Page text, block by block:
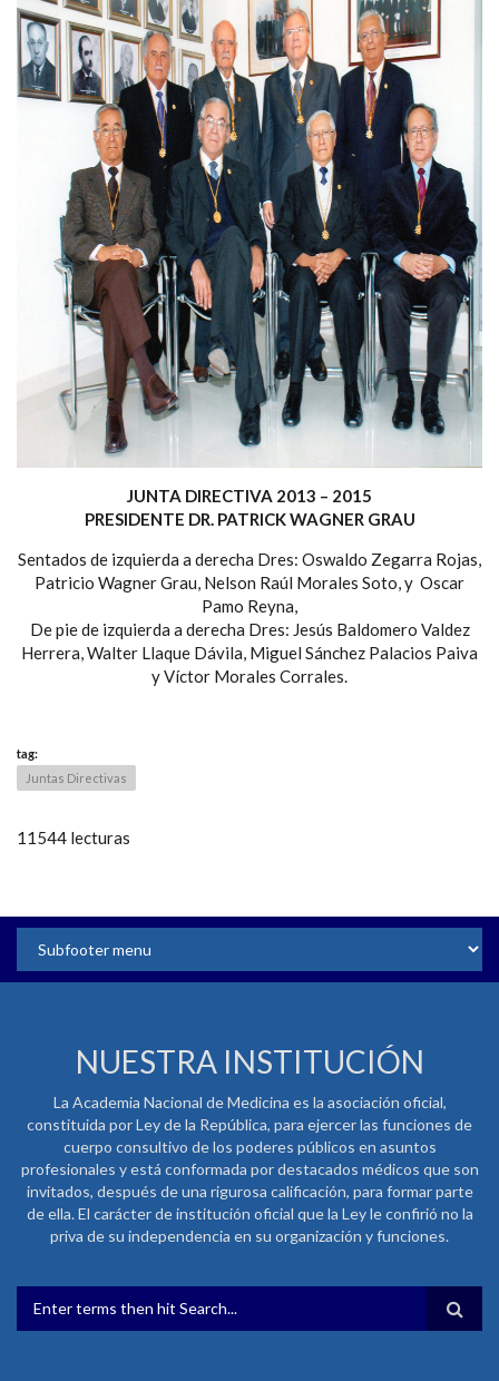
JUNTA DIRECTIVA 2013 – 2015
PRESIDENTE DR. PATRICK WAGNER GRAU
Sentados de izquierda a derecha Dres: Oswaldo Zegarra Rojas,
Patricio Wagner Grau, Nelson Raúl Morales Soto, y Oscar
Pamo Reyna,
De pie de izquierda a derecha Dres: Jesús Baldomero Valdez
Herrera, Walter Llaque Dávila, Miguel Sánchez Palacios Paiva
y Víctor Morales Corrales.
tag:
Juntas Directivas
11544 lecturas
NUESTRA INSTITUCIÓN
La Academia Nacional de Medicina es la asociación oficial,
constituida por Ley de la República, para ejercer las funciones de
cuerpo consultivo de los poderes públicos en asuntos
profesionales y está conformada por destacados médicos que son
invitados, después de una rigurosa calificación, para formar parte
de ella. El carácter de institución oficial que la Ley le confirió no la
priva de su independencia en su organización y funciones.
FORMULARIO DE BÚSQUEDA